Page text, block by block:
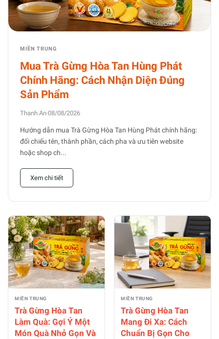
MIỀN TRUNG
Mua Trà Gừng Hòa Tan Hùng Phát
Chính Hãng: Cách Nhận Diện Đúng
Sản Phẩm
Thanh An·08/08/2026
Hướng dẫn mua Trà Gừng Hòa Tan Hùng Phát chính hãng:
đối chiếu tên, thành phần, cách pha và ưu tiên website
hoặc shop ch...
Xem chi tiết
MIỀN TRUNG
Trà Gừng Hòa Tan
Làm Quà: Gợi Ý Một
Món Quà Nhỏ Gọn Và
MIỀN TRUNG
Trà Gừng Hòa Tan
Mang Đi Xa: Cách
Chuẩn Bị Gọn Cho